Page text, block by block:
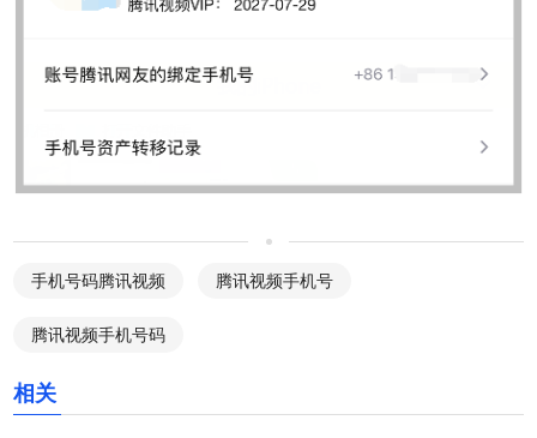
手机号码腾讯视频 腾讯视频手机号
腾讯视频手机号码
相关